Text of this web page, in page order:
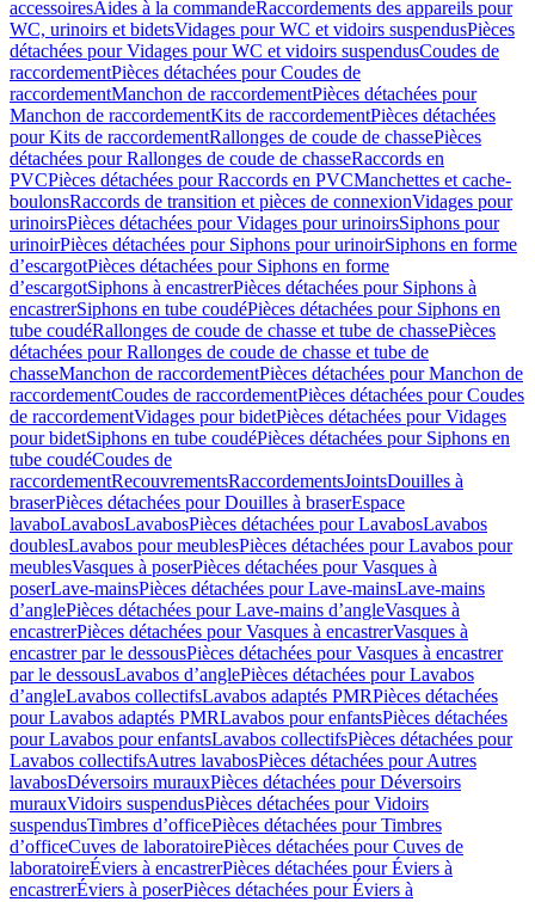
accessoiresAides à la commandeRaccordements des appareils pour
WC, urinoirs et bidetsVidages pour WC et vidoirs suspendusPièces
détachées pour Vidages pour WC et vidoirs suspendusCoudes de
raccordementPièces détachées pour Coudes de
raccordementManchon de raccordementPièces détachées pour
Manchon de raccordementKits de raccordementPièces détachées
pour Kits de raccordementRallonges de coude de chassePièces
détachées pour Rallonges de coude de chasseRaccords en
PVCPièces détachées pour Raccords en PVCManchettes et cache-
boulonsRaccords de transition et pièces de connexionVidages pour
urinoirsPièces détachées pour Vidages pour urinoirsSiphons pour
urinoirPièces détachées pour Siphons pour urinoirSiphons en forme
d’escargotPièces détachées pour Siphons en forme
d’escargotSiphons à encastrerPièces détachées pour Siphons à
encastrerSiphons en tube coudéPièces détachées pour Siphons en
tube coudéRallonges de coude de chasse et tube de chassePièces
détachées pour Rallonges de coude de chasse et tube de
chasseManchon de raccordementPièces détachées pour Manchon de
raccordementCoudes de raccordementPièces détachées pour Coudes
de raccordementVidages pour bidetPièces détachées pour Vidages
pour bidetSiphons en tube coudéPièces détachées pour Siphons en
tube coudéCoudes de
raccordementRecouvrementsRaccordementsJointsDouilles à
braserPièces détachées pour Douilles à braserEspace
lavaboLavabosLavabosPièces détachées pour LavabosLavabos
doublesLavabos pour meublesPièces détachées pour Lavabos pour
meublesVasques à poserPièces détachées pour Vasques à
poserLave-mainsPièces détachées pour Lave-mainsLave-mains
d’anglePièces détachées pour Lave-mains d’angleVasques à
encastrerPièces détachées pour Vasques à encastrerVasques à
encastrer par le dessousPièces détachées pour Vasques à encastrer
par le dessousLavabos d’anglePièces détachées pour Lavabos
d’angleLavabos collectifsLavabos adaptés PMRPièces détachées
pour Lavabos adaptés PMRLavabos pour enfantsPièces détachées
pour Lavabos pour enfantsLavabos collectifsPièces détachées pour
Lavabos collectifsAutres lavabosPièces détachées pour Autres
lavabosDéversoirs murauxPièces détachées pour Déversoirs
murauxVidoirs suspendusPièces détachées pour Vidoirs
suspendusTimbres dʼofficePièces détachées pour Timbres
dʼofficeCuves de laboratoirePièces détachées pour Cuves de
laboratoireÉviers à encastrerPièces détachées pour Éviers à
encastrerÉviers à poserPièces détachées pour Éviers à